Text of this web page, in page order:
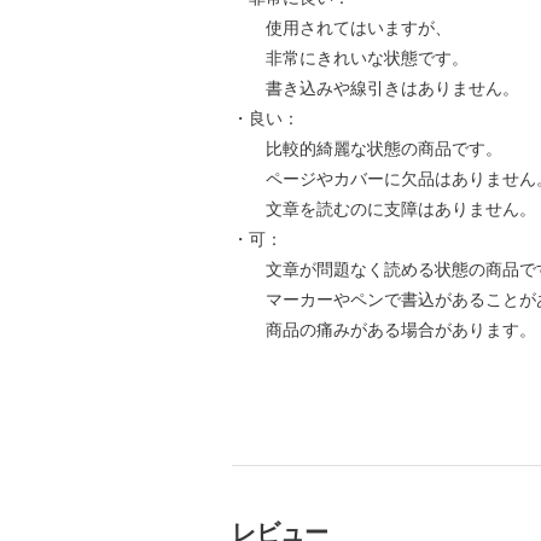
使用されてはいますが、
非常にきれいな状態です。
書き込みや線引きはありません。
・良い：
比較的綺麗な状態の商品です。
ページやカバーに欠品はありません
文章を読むのに支障はありません。
・可：
文章が問題なく読める状態の商品で
マーカーやペンで書込があることが
商品の痛みがある場合があります。
レビュー